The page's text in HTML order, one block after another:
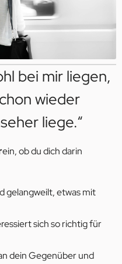
bei mir liegen,
wieder
liege.“
ein, ob du dich darin
gelangweilt, etwas mit
sich so richtig für
dein Gegenüber und